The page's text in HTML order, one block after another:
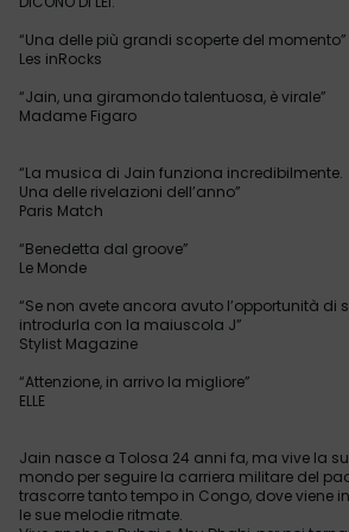
“Una delle più grandi scoperte del momento”
Les inRocks
“Jain, una giramondo talentuosa, è virale”
Madame Figaro
“La musica di Jain funziona incredibilmente.
Una delle rivelazioni dell’anno”
Paris Match
“Benedetta dal groove”
Le Monde
“Se non avete ancora avuto l’opportunità di
introdurla con la maiuscola J”
Stylist Magazine
“Attenzione, in arrivo la migliore”
ELLE
Jain nasce a Tolosa 24 anni fa, ma vive la
mondo per seguire la carriera militare del
trascorre tanto tempo in Congo, dove viene
le sue melodie ritmate.